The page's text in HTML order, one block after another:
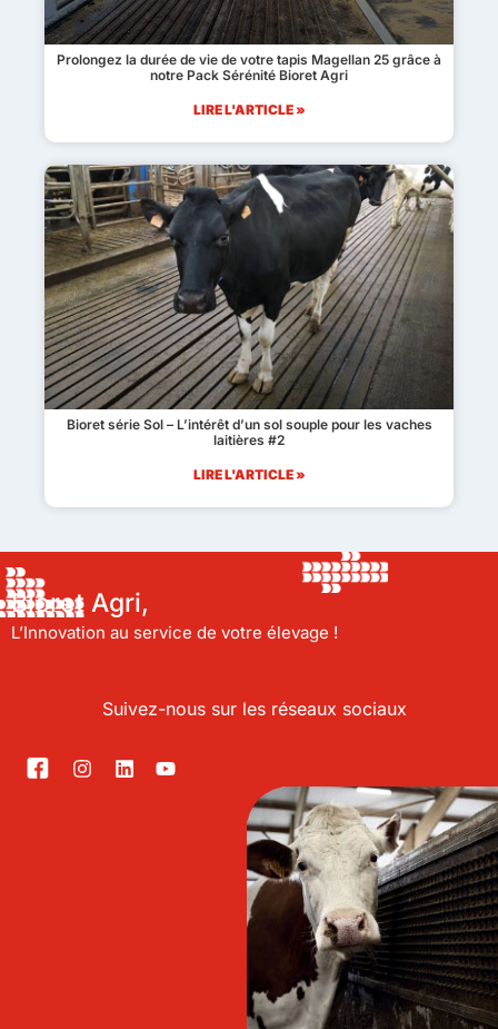
Prolongez la durée de vie de votre tapis Magellan 25 grâce à
notre Pack Sérénité Bioret Agri
LIRE L'ARTICLE »
Bioret série Sol – L’intérêt d’un sol souple pour les vaches
laitières #2
LIRE L'ARTICLE »
Bioret Agri,
L’Innovation au service de votre élevage !
Suivez-nous sur les réseaux sociaux